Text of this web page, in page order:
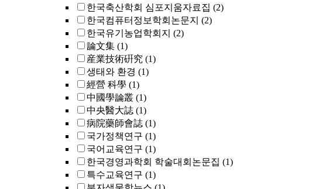
한국축산학회 심포지움자료집 (2)
한국컴퓨터정보학회논문지 (2)
한국유기농업학회지 (2)
論文集 (1)
産業技術硏究 (1)
생태와 환경 (1)
經營 科學 (1)
中國學論叢 (1)
中央醫大誌 (1)
病院藥師會誌 (1)
국가정책연구 (1)
국어교육연구 (1)
한국경영과학회 학술대회논문집 (1)
특수교육연구 (1)